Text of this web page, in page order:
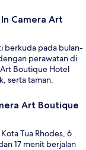
Camera Art
berkuda pada bulan-
perawatan di
Boutique Hotel
serta taman.
Art Boutique
Tua Rhodes, 6
17 menit berjalan